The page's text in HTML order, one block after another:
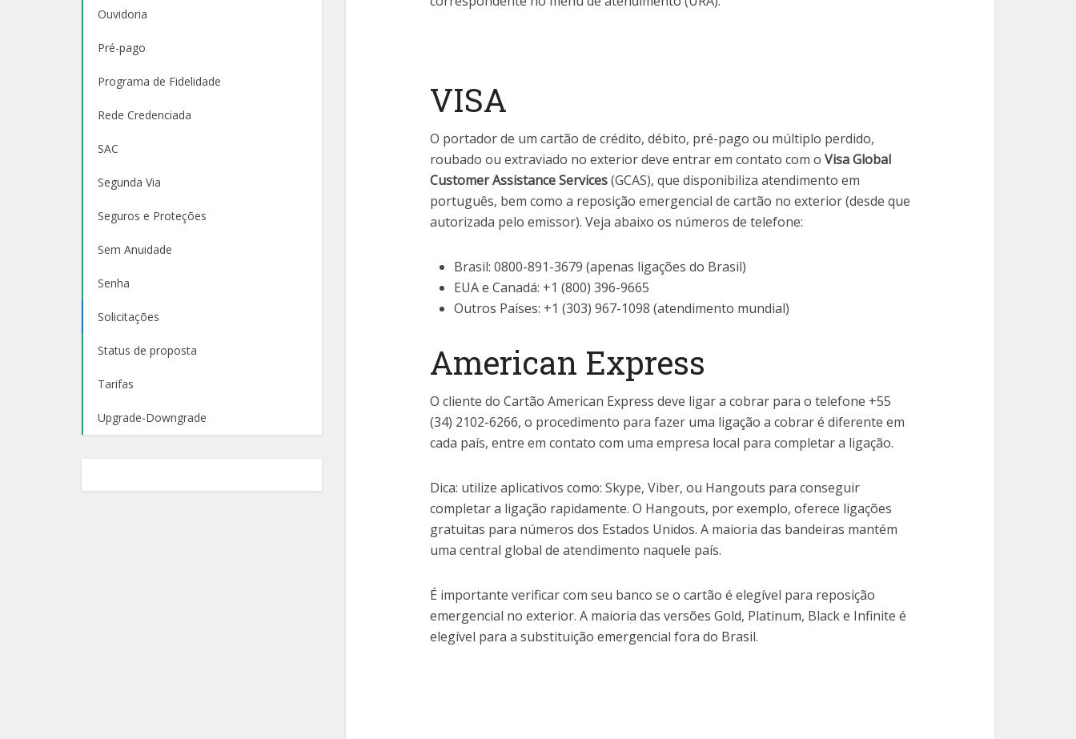
Ouvidoria
Pré-pago
Programa de Fidelidade
Rede Credenciada
SAC
Segunda Via
Seguros e Proteções
Sem Anuidade
Senha
Solicitações
Status de proposta
Tarifas
Upgrade-Downgrade
VISA
O portador de um cartão de crédito, débito, pré-pago ou múltiplo perdido,
roubado ou extraviado no exterior deve entrar em contato com o Visa Global
Customer Assistance Services(GCAS), que disponibiliza atendimento em
português, bem como a reposição emergencial de cartão no exterior (desde que
autorizada pelo emissor). Veja abaixo os números de telefone:
Brasil: 0800-891-3679 (apenas ligações do Brasil)
EUA e Canadá: +1 (800) 396-9665
Outros Países: +1 (303) 967-1098 (atendimento mundial)
American Express
O cliente do Cartão American Express deve ligar a cobrar para o telefone +55
(34) 2102-6266, o procedimento para fazer uma ligação a cobrar é diferente em
cada país, entre em contato com uma empresa local para completar a ligação.
Dica: utilize aplicativos como: Skype, Viber, ou Hangouts para conseguir
completar a ligação rapidamente. O Hangouts, por exemplo, oferece ligações
gratuitas para números dos Estados Unidos. A maioria das bandeiras mantém
uma central global de atendimento naquele país.
É importante verificar com seu banco se o cartão é elegível para reposição
emergencial no exterior. A maioria das versões Gold, Platinum, Black e Infinite é
elegível para a substituição emergencial fora do Brasil.